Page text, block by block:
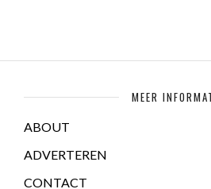
MEER
ABOUT
ADVERTEREN
CONTACT